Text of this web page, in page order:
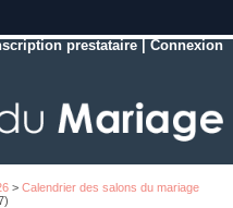
prestataire |Connexion
> Calendrier des salons du mariage